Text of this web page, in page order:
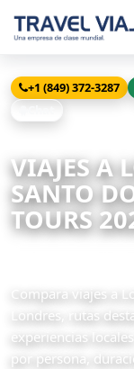
+1 (849) 372-3287
VIAJES A
SANTO
TOURS
Compara viajes a
Londres, rutas
experiencias
por persona,